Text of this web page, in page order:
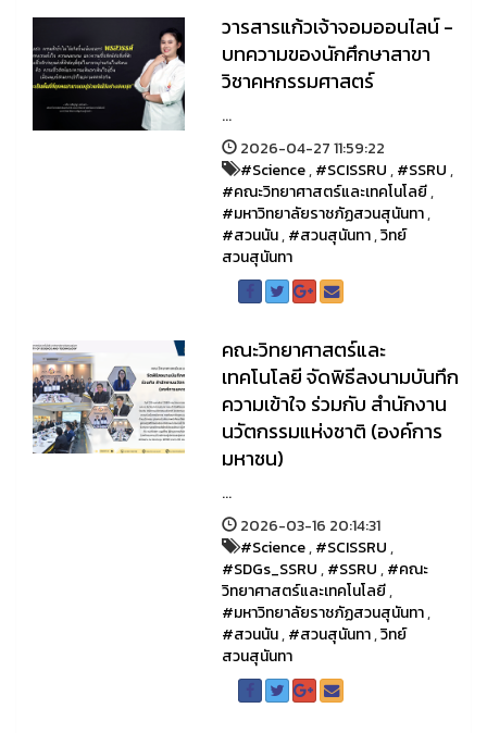
วารสารแก้วเจ้าจอมออนไลน์ -
บทความของนักศึกษาสาขา
วิชาคหกรรมศาสตร์
...
2026-04-27 11:59:22
#Science,#SCISSRU,#SSRU,
#คณะวิทยาศาสตร์และเทคโนโลยี,
#มหาวิทยาลัยราชภัฏสวนสุนันทา,
#สวนนัน,#สวนสุนันทา,วิทย์
สวนสุนันทา
คณะวิทยาศาสตร์และ
เทคโนโลยี จัดพิธีลงนามบันทึก
ความเข้าใจ ร่วมกับ สำนักงาน
นวัตกรรมแห่งชาติ (องค์การ
มหาชน)
...
2026-03-16 20:14:31
#Science,#SCISSRU,
#SDGs_SSRU,#SSRU,#คณะ
วิทยาศาสตร์และเทคโนโลยี,
#มหาวิทยาลัยราชภัฏสวนสุนันทา,
#สวนนัน,#สวนสุนันทา,วิทย์
สวนสุนันทา